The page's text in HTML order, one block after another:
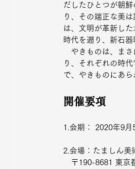
だしたひとつが朝
り、その端正な美
は、文明が革新し
時代を遡り、新石
やきものは、まさ
り、それぞれの時
で、やきものにあ
開催要項
1.会期： 2020年9月
2.会場：たましん美
〒190-8681 東京